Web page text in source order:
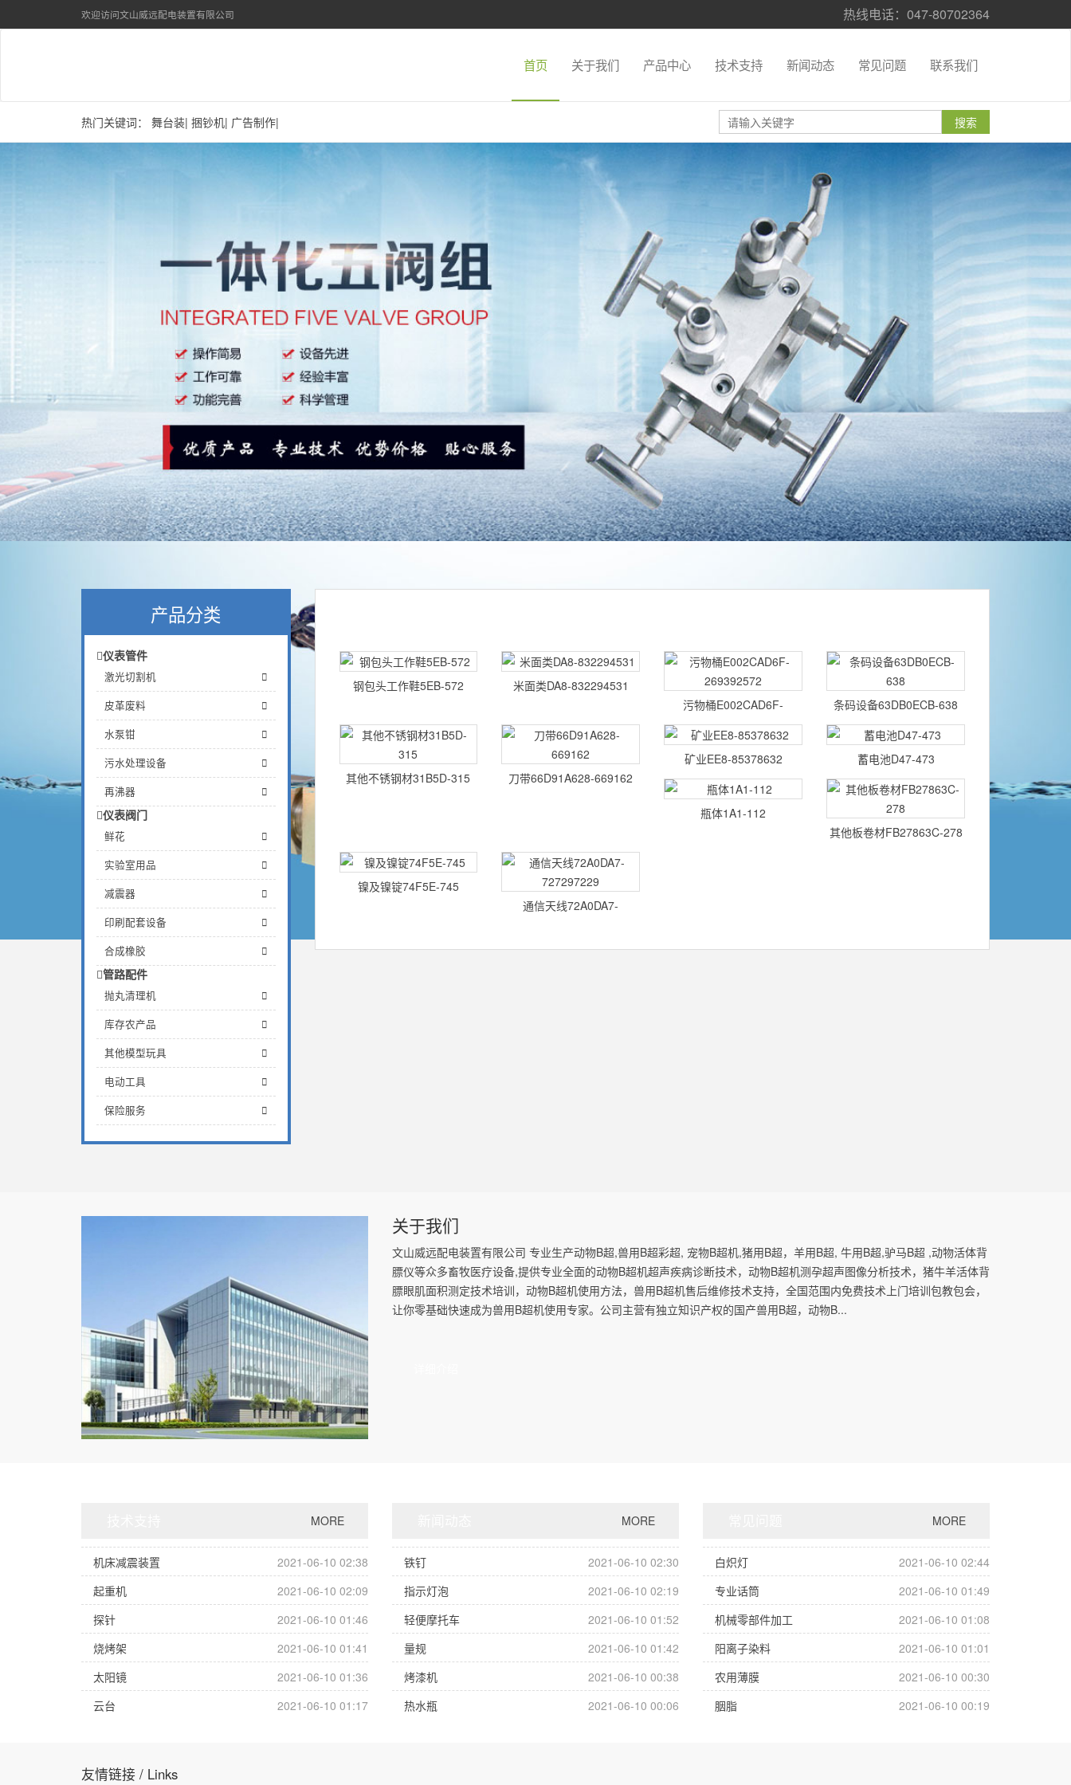
欢迎访问文山威远配电装置有限公司 热线电话：047-80702364
首页 关于我们 产品中心 技术支持 新闻动态 常见问题 联系我们
热门关键词： 舞台装| 捆钞机| 广告制作|
产品分类
仪表管件
激光切割机
皮革废料
水泵钳
污水处理设备
再沸器
仪表阀门
鲜花
实验室用品
减震器
印刷配套设备
合成橡胶
管路配件
抛丸清理机
库存农产品
其他模型玩具
电动工具
保险服务
钢包头工作鞋5EB-572
米面类DA8-832294531
污物桶E002CAD6F-
269392572
条码设备63DB0ECB-638
其他不锈钢材31B5D-315 刀带66D91A628-669162
矿业EE8-85378632 蓄电池D47-473
瓶体1A1-112
其他板卷材FB27863C-278
镍及镍锭74F5E-745
通信天线72A0DA7-
关于我们
文山威远配电装置有限公司 专业生产动物B超,兽用B超彩超, 宠物B超机,猪用B超，羊用B超, 牛用B超,驴马B超 ,动物活体背
膘仪等众多畜牧医疗设备,提供专业全面的动物B超机超声疾病诊断技术，动物B超机测孕超声图像分析技术，猪牛羊活体背
膘眼肌面积测定技术培训，动物B超机使用方法，兽用B超机售后维修技术支持，全国范围内免费技术上门培训包教包会，
让你零基础快速成为兽用B超机使用专家。公司主营有独立知识产权的国产兽用B超，动物B...
2021-06-10 02:38
机床减震装置
2021-06-10 02:09
起重机
2021-06-10 01:46
探针
2021-06-10 01:41
烧烤架
2021-06-10 01:36
太阳镜
2021-06-10 01:17
云台
MORE
2021-06-10 02:30
铁钉
2021-06-10 02:19
指示灯泡
2021-06-10 01:52
轻便摩托车
2021-06-10 01:42
量规
2021-06-10 00:38
烤漆机
2021-06-10 00:06
热水瓶
MORE
2021-06-10 02:44
白炽灯
2021-06-10 01:49
专业话筒
2021-06-10 01:08
机械零部件加工
2021-06-10 01:01
阳离子染料
2021-06-10 00:30
农用薄膜
2021-06-10 00:19
胭脂
MORE
友情链接 / Links